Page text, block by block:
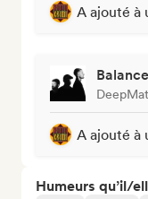
A ajouté à
Balance
A ajouté à
Humeurs qu’il/